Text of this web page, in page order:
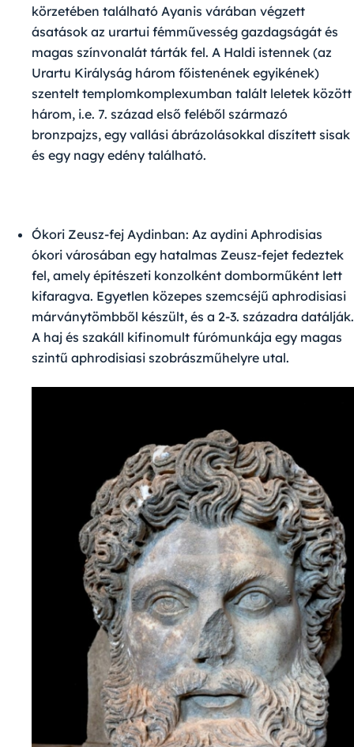
körzetében található Ayanis várában végzett
ásatások az urartui fémművesség gazdagságát és
magas színvonalát tárták fel. A Haldi istennek (az
Urartu Királyság három főistenének egyikének)
szentelt templomkomplexumban talált leletek között
három, i.e. 7. század első feléből származó
bronzpajzs, egy vallási ábrázolásokkal díszített sisak
és egy nagy edény található.
Ókori Zeusz-fej Aydinban: Az aydini Aphrodisias
ókori városában egy hatalmas Zeusz-fejet fedeztek
fel, amely építészeti konzolként domborműként lett
kifaragva. Egyetlen közepes szemcséjű aphrodisiasi
márványtömbből készült, és a 2-3. századra datálják.
A haj és szakáll kifinomult fúrómunkája egy magas
szintű aphrodisiasi szobrászműhelyre utal.